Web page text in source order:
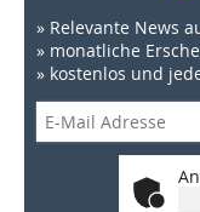
» Relevante News
» monatliche
» kostenlos und